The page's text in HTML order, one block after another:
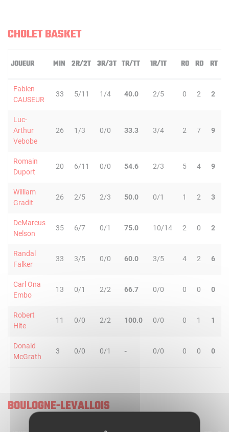
CHOLET BASKET
JOUEUR MIN 2R/2T 3R/3T TR/TT 1R/1T RO RD RT
Fabien
CAUSEUR
33 5/11 1/4 40.0 2/5 0 2 2
Luc-
Arthur
Vebobe
26 1/3 0/0 33.3 3/4 2 7 9
Romain
Duport
20 6/11 0/0 54.6 2/3 5 4 9
William
Gradit
26 2/5 2/3 50.0 0/1 1 2 3
DeMarcus
Nelson
35 6/7 0/1 75.0 10/14 2 0 2
Randal
Falker
33 3/5 0/0 60.0 3/5 4 2 6
Carl Ona
Embo
13 0/1 2/2 66.7 0/0 0 0 0
Robert
Hite
11 0/0 2/2 100.0 0/0 0 1 1
Donald
McGrath
3 0/0 0/1 - 0/0 0 0 0
BOULOGNE-LEVALLOIS